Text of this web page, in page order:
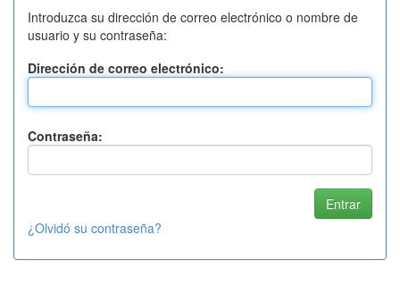
Introduzca su dirección de correo electrónico o nombre de
usuario y su contraseña:
Dirección de correo electrónico:
Contraseña:
¿Olvidó su contraseña?